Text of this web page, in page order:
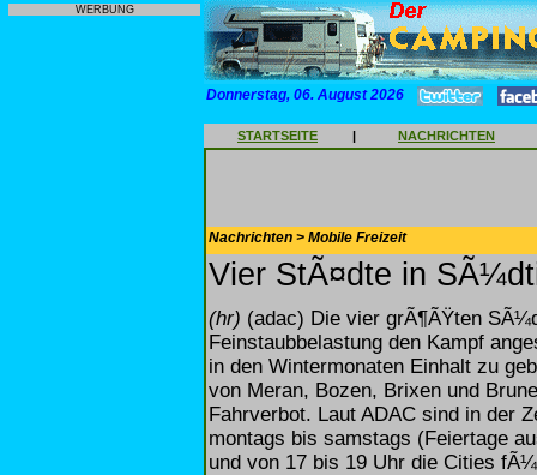
WERBUNG
Donnerstag, 06. August 2026
STARTSEITE | NACHRICHTEN
Nachrichten > Mobile Freizeit
Vier StÃ¤dte in
(hr) (adac) Die vier grÃ¶ÃŸten
Feinstaubbelastung den Kampf
in den Wintermonaten Einhalt zu
von Meran, Bozen, Brixen und
Fahrverbot. Laut ADAC sind in der
montags bis samstags (Feiertage
und von 17 bis 19 Uhr die Cities